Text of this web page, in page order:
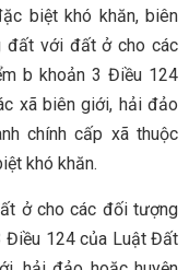
biệt khó khăn, biên
đất với đất ở cho các
b khoản 3 Điều 124
xã biên giới, hải đảo
chính cấp xã thuộc
khó khăn.
ở cho các đối tượng
Điều 124 của Luật Đất